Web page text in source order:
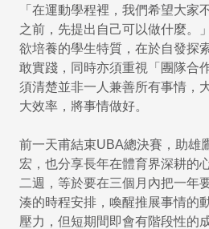
「在運動學程裡，我們希望大家
之前，先提出自己可以做什麼。
欲培養的學生特質，在於自發探
敢實踐，同時亦須重視「團隊合
須清楚並非一人兼善所有事情，
大效率，將事情做好。
前一天甫結束UBA總決賽，助雄
宏，也分享長年在體育界深耕的
二週，等於要在三個月內把一年
湊的時程安排，喚醒推展事情的
壓力，但短期間即會有階段性的